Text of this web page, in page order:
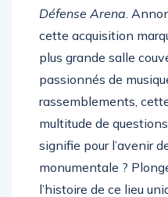
Nationa
Défense Arena.
cette acquisition
plus grande salle
passionnés de
rassemblements,
multitude de questions.
signifie pour l’avenir
monumentale ?